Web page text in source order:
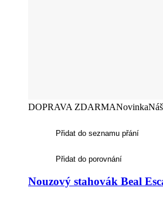
DOPRAVA ZDARMANovinka
Přidat do seznamu přání
Přidat do porovnání
Nouzový stahovák Beal